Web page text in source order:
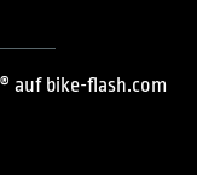
auf bike-flash.com